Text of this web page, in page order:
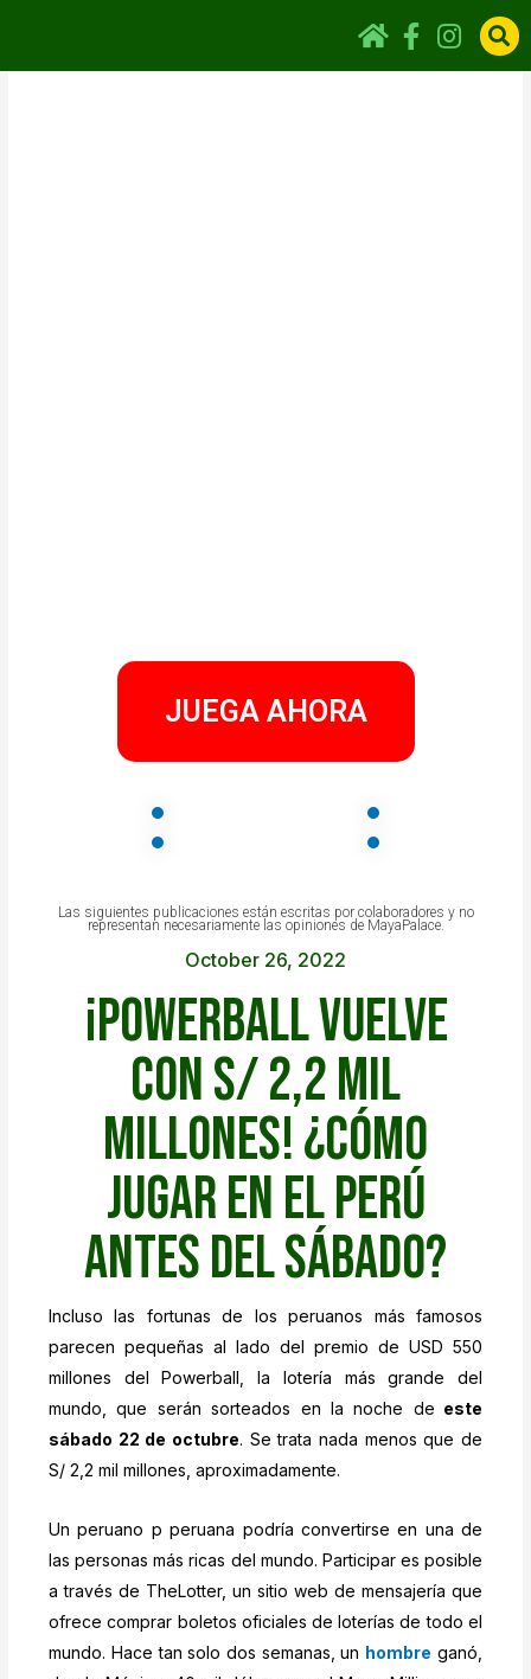
JUEGA AHORA
Las siguientes publicaciones están escritas por colaboradores y no
representan necesariamente las opiniones de MayaPalace.
October 26, 2022
¡Powerball vuelve
con S/ 2,2 mil
millones! ¿Cómo
jugar en el Perú
antes del sábado?
Incluso las fortunas de los peruanos más famosos
parecen pequeñas al lado del premio de USD 550
millones del Powerball, la lotería más grande del
mundo, que serán sorteados en la noche de este
sábado 22 de octubre. Se trata nada menos que de
S/ 2,2 mil millones, aproximadamente.
Un peruano p peruana podría convertirse en una de
las personas más ricas del mundo. Participar es posible
a través de TheLotter, un sitio web de mensajería que
ofrece comprar boletos oficiales de loterías de todo el
mundo. Hace tan solo dos semanas, un hombre ganó,